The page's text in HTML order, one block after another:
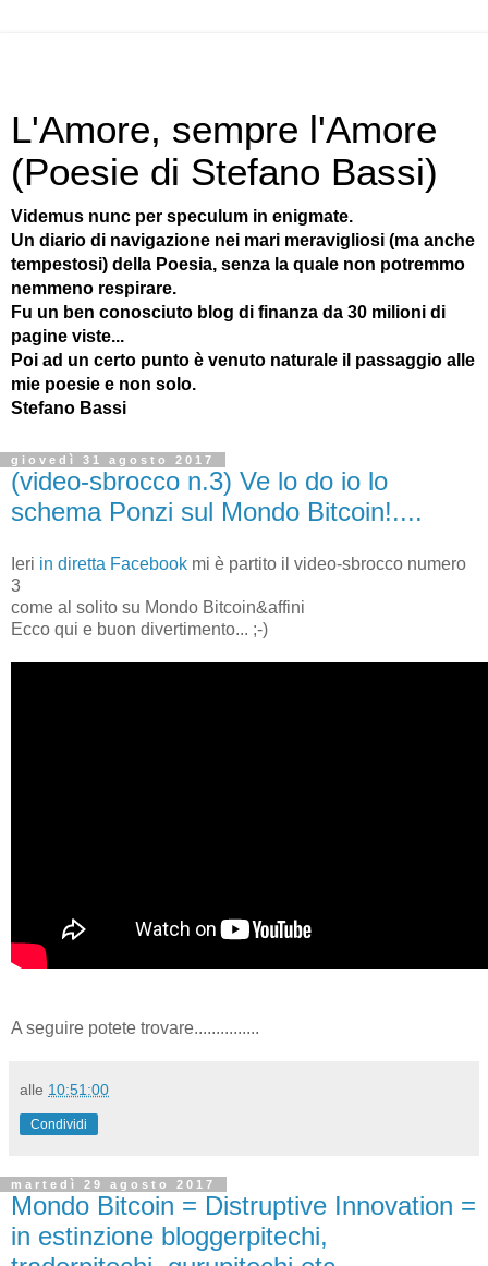
L'Amore, sempre l'Amore
(Poesie di Stefano Bassi)
Videmus nunc per speculum in enigmate.
Un diario di navigazione nei mari meravigliosi (ma anche
tempestosi) della Poesia, senza la quale non potremmo
nemmeno respirare.
Fu un ben conosciuto blog di finanza da 30 milioni di
pagine viste...
Poi ad un certo punto è venuto naturale il passaggio alle
mie poesie e non solo.
Stefano Bassi
giovedì 31 agosto 2017
(video-sbrocco n.3) Ve lo do io lo
schema Ponzi sul Mondo Bitcoin!....
Ieri in diretta Facebook mi è partito il video-sbrocco numero
3
come al solito su Mondo Bitcoin&affini
Ecco qui e buon divertimento... ;-)
A seguire potete trovare...............
alle 10:51:00
Condividi
martedì 29 agosto 2017
Mondo Bitcoin = Distruptive Innovation =
in estinzione bloggerpitechi,